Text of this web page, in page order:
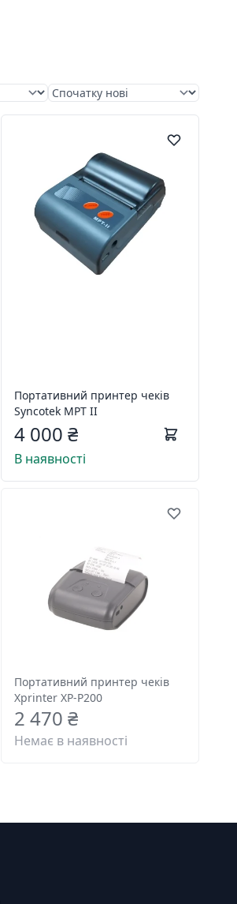
Портативний принтер чеків
Syncotek MPT II
4 000 ₴
В наявності
Портативний принтер чеків
Xprinter XP-P200
2 470 ₴
Немає в наявності